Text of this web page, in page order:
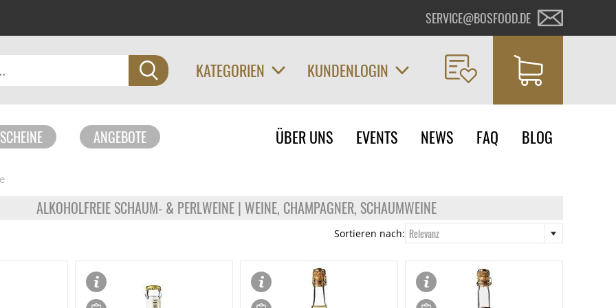
SERVICE@BOSFOOD.DE
KATEGORIEN KUNDENLOGIN
ANGEBOTE
Navigation
überspringen
ÜBER UNS EVENTS NEWS FAQ BLOG
ALKOHOLFREIE SCHAUM- & PERLWEINE | WEINE, CHAMPAGNER, SCHAUMWEINE
Sortieren nach: Relevanz